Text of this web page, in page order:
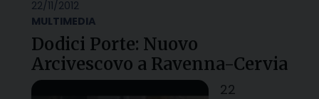
22/11/2012
MULTIMEDIA
Dodici Porte: Nuovo
Arcivescovo a Ravenna-Cervia
22